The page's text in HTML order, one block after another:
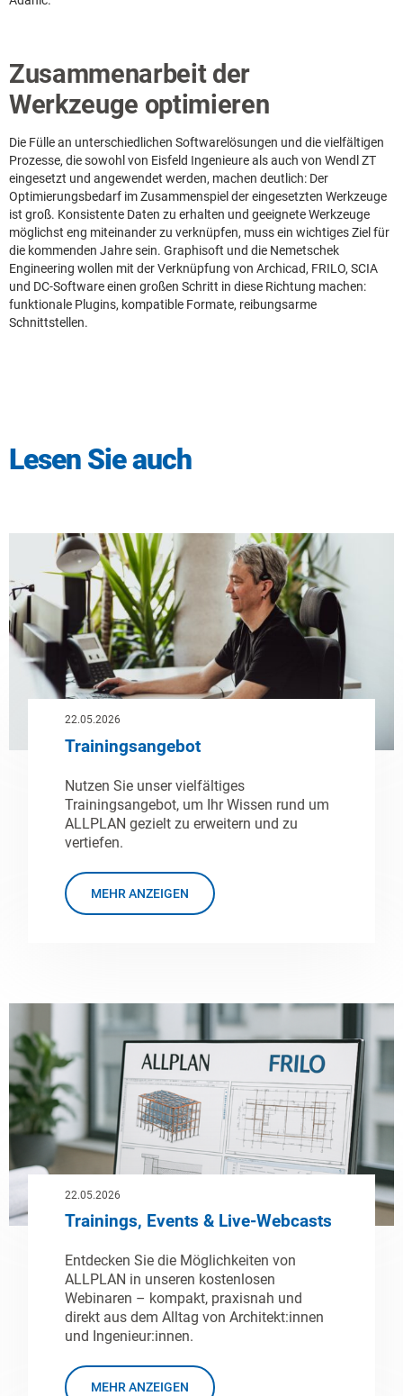
Zusammenarbeit der
Werkzeuge optimieren
Die Fülle an unterschiedlichen Softwarelösungen und die vielfältigen
Prozesse, die sowohl von Eisfeld Ingenieure als auch von Wendl ZT
eingesetzt und angewendet werden, machen deutlich: Der
Optimierungsbedarf im Zusammenspiel der eingesetzten Werkzeuge
ist groß. Konsistente Daten zu erhalten und geeignete Werkzeuge
möglichst eng miteinander zu verknüpfen, muss ein wichtiges Ziel für
die kommenden Jahre sein. Graphisoft und die Nemetschek
Engineering wollen mit der Verknüpfung von Archicad, FRILO, SCIA
und DC-Software einen großen Schritt in diese Richtung machen:
funktionale Plugins, kompatible Formate, reibungsarme
Schnittstellen.
Lesen Sie auch
22.05.2026
Trainingsangebot
Nutzen Sie unser vielfältiges
Trainingsangebot, um Ihr Wissen rund um
ALLPLAN gezielt zu erweitern und zu
vertiefen.
MEHR ANZEIGEN
22.05.2026
Trainings, Events & Live-Webcasts
Entdecken Sie die Möglichkeiten von
ALLPLAN in unseren kostenlosen
Webinaren – kompakt, praxisnah und
direkt aus dem Alltag von Architekt:innen
und Ingenieur:innen.
MEHR ANZEIGEN